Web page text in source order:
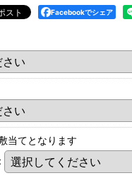
Facebookでシェア
当てとなります
: